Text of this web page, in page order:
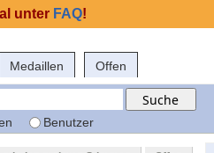
Medaillen Offen
Benutzer
unter FAQ!